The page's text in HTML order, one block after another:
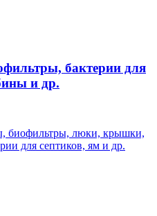
бактерии для
и др.
биофильтры, люки, крышки,
для септиков, ям и др.